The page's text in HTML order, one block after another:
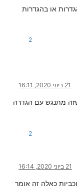
או בהגדרות
2
21 ביוני 2020, 16:11
מתנגש עם הגדרה
2
21 ביוני 2020, 16:14
כאלה זה אומר